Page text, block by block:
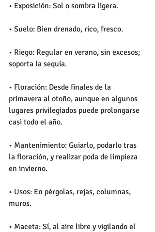
• Exposición: Sol o sombra ligera.
• Suelo: Bien drenado, rico, fresco.
• Riego: Regular en verano, sin excesos;
soporta la sequía.
• Floración: Desde finales de la
primavera al otoño, aunque en algunos
lugares privilegiados puede prolongarse
casi todo el año.
• Mantenimiento: Guiarlo, podarlo tras
la floración, y realizar poda de limpieza
en invierno.
• Usos: En pérgolas, rejas, columnas,
muros.
• Maceta: Sí, al aire libre y vigilando el